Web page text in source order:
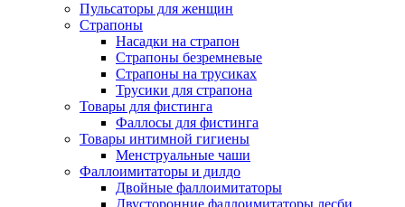
Пульсаторы для женщин
Страпоны
Насадки на страпон
Страпоны безремневые
Страпоны на трусиках
Трусики для страпона
Товары для фистинга
Фаллосы для фистинга
Товары интимной гигиены
Менструальные чаши
Фаллоимитаторы и дилдо
Двойные фаллоимитаторы
Двусторонние фаллоимитаторы лесби